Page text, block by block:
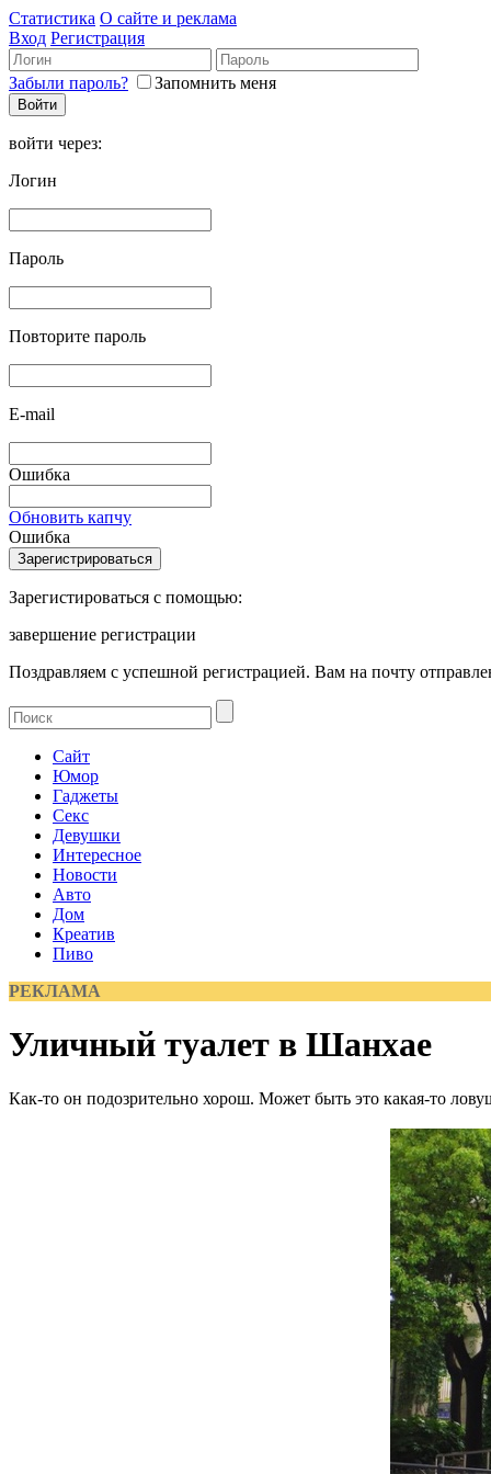
Статистика О сайте и реклама
Вход Регистрация
Забыли пароль? Запомнить меня
войти через:
Логин
Пароль
Повторите пароль
E-mail
Ошибка
Обновить капчу
Ошибка
Зарегистироваться с помощью:
завершение регистрации
Поздравляем с успешной регистрацией. Вам на почту
Сайт
Юмор
Гаджеты
Секс
Девушки
Интересное
Новости
Авто
Дом
Креатив
Пиво
РЕКЛАМА
Уличный туалет в Шанхае
Как-то он подозрительно хорош. Может быть это какая-то